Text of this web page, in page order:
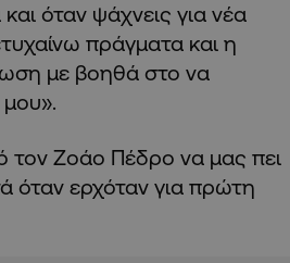
όταν ψάχνεις για νέα
πράγματα και η
με βοηθά στο να
τον Ζοάο Πέδρο να μας πει
όταν ερχόταν για πρώτη